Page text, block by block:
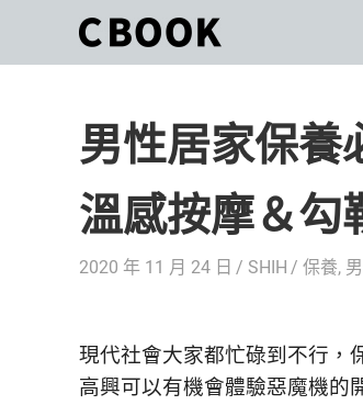
content
你
一
起
活
出
自
World.」
CBOOK
一
本
貼
妳
生
活
男性居家保養
溫感按摩＆勾
2020 年 11 月 24 日 SHIH 保養,
現代社會大家都忙碌到不行，
高興可以有機會體驗惡魔機的